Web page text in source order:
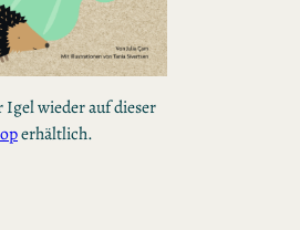
Igel wieder auf dieser
erhältlich.